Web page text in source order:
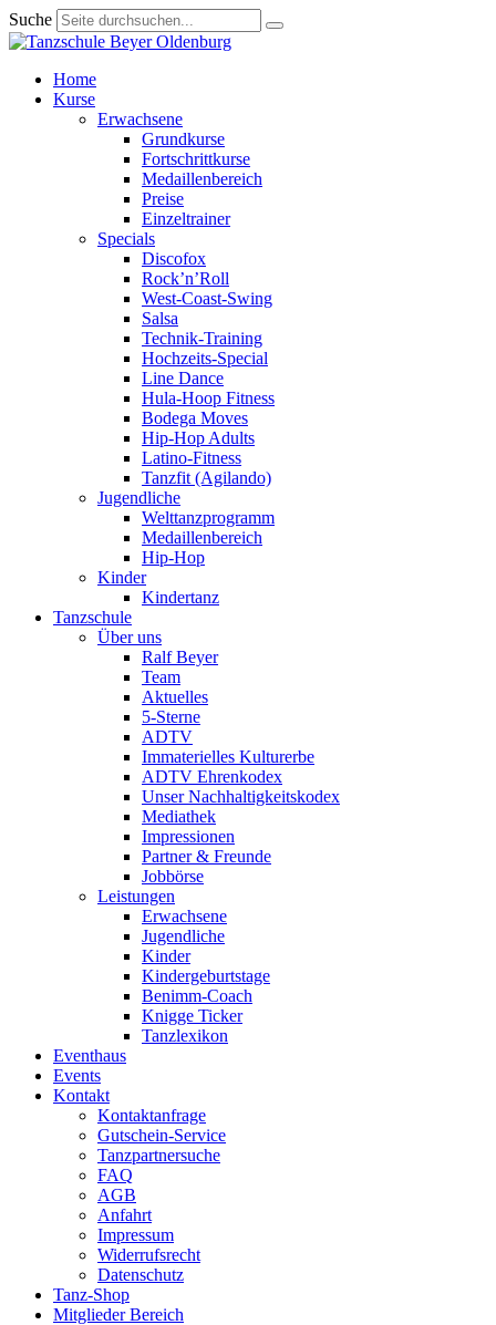
Suche
Home
Kurse
Erwachsene
Grundkurse
Fortschrittkurse
Medaillenbereich
Preise
Einzeltrainer
Specials
Discofox
Rock’n’Roll
West-Coast-Swing
Salsa
Technik-Training
Hochzeits-Special
Line Dance
Hula-Hoop Fitness
Bodega Moves
Hip-Hop Adults
Latino-Fitness
Tanzfit (Agilando)
Jugendliche
Welttanzprogramm
Medaillenbereich
Hip-Hop
Kinder
Kindertanz
Tanzschule
Über uns
Ralf Beyer
Team
Aktuelles
5-Sterne
ADTV
Immaterielles Kulturerbe
ADTV Ehrenkodex
Unser Nachhaltigkeitskodex
Mediathek
Impressionen
Partner & Freunde
Jobbörse
Leistungen
Erwachsene
Jugendliche
Kinder
Kindergeburtstage
Benimm-Coach
Knigge Ticker
Tanzlexikon
Eventhaus
Events
Kontakt
Kontaktanfrage
Gutschein-Service
Tanzpartnersuche
FAQ
AGB
Anfahrt
Impressum
Widerrufsrecht
Datenschutz
Tanz-Shop
Mitglieder Bereich